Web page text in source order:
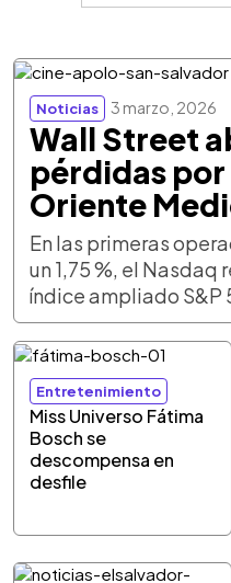
Noticias 3 marzo, 2026
Wall Street
pérdidas
Oriente
En las primeras
un 1,75 %, el Nasdaq
índice ampliado S&P
Entretenimiento
Miss Universo Fátima
Bosch se
descompensa en
desfile